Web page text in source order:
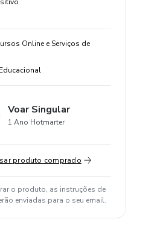
Online e Serviços de
Educacional
Voar Singular
1 Ano Hotmarter
produto comprado
o produto, as instruções de
enviadas para o seu email.